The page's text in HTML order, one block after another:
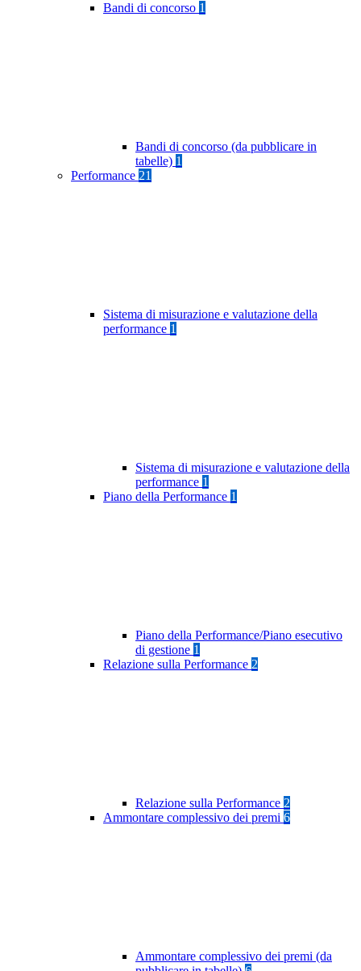
Bandi di concorso 1
Bandi di concorso (da pubblicare in
tabelle) 1
Performance 21
Sistema di misurazione e valutazione della
performance 1
Sistema di misurazione e valutazione della
performance 1
Piano della Performance 1
Piano della Performance/Piano esecutivo
di gestione 1
Relazione sulla Performance 2
Relazione sulla Performance 2
Ammontare complessivo dei premi 6
Ammontare complessivo dei premi (da